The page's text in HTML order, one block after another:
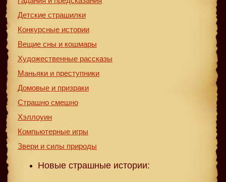
Детские страшилки
Конкурсные истории
Вещие сны и кошмары
Художественные рассказы
Маньяки и преступники
Домовые и призраки
Страшно смешно
Хэллоуин
Компьютерные игры
Звери и силы природы
Новые страшные истории: